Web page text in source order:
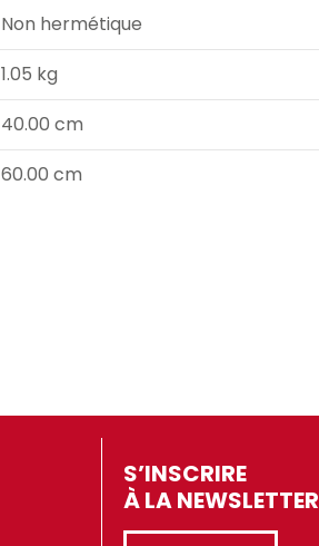
Non hermétique
1.05 kg
40.00 cm
60.00 cm
S’INSCRIRE
À LA NEWSLETTER